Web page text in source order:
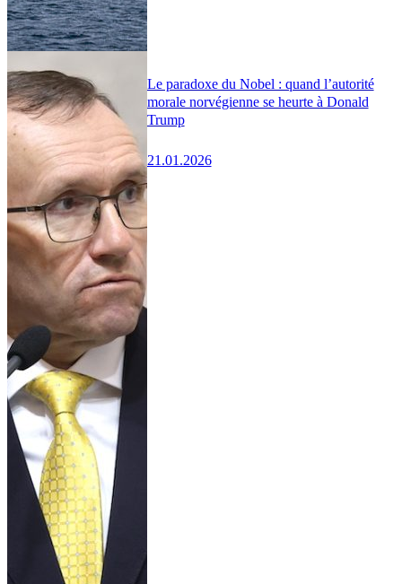
Le paradoxe du Nobel : quand l’autorité
morale norvégienne se heurte à Donald
Trump
21.01.2026